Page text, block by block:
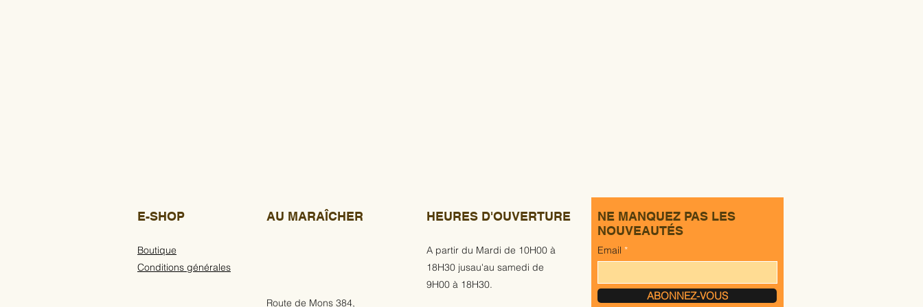
E-SHOP
Boutique
Conditions générales
AU MARAÎCHER
Route de Mons 384,
HEURES D'OUVERTURE
A partir du Mardi de 10H00 à
18H30 jusau'au samedi de
9H00 à 18H30.
NE MANQUEZ PAS LES
NOUVEAUTÉS
Email
ABONNEZ-VOUS